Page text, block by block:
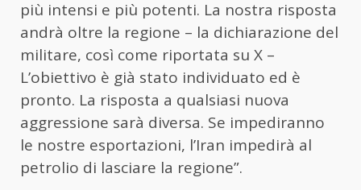
più intensi e più potenti. La nostra risposta
andrà oltre la regione – la dichiarazione del
militare, così come riportata su X –
L’obiettivo è già stato individuato ed è
pronto. La risposta a qualsiasi nuova
aggressione sarà diversa. Se impediranno
le nostre esportazioni, l’Iran impedirà al
petrolio di lasciare la regione”.